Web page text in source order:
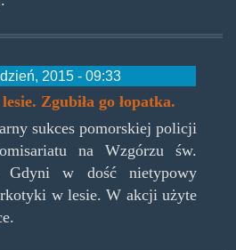
2015 - 09:33
Zgubiła go łopatka.
sukces pomorskiej policji
na Wzgórzu św.
Gdyni w dość nietypowy
w lesie. W akcji użyte